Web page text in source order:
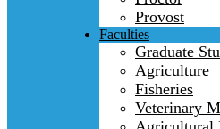
Provost
Faculties
Graduate
Agriculture
Fisheries
Veterinary